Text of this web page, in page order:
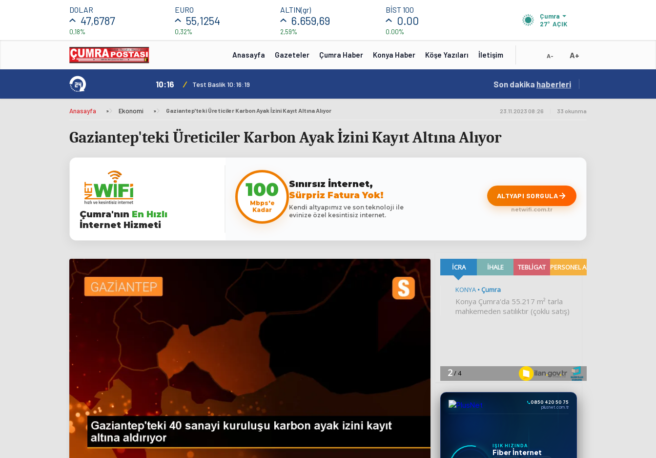
DOLAR
47,6787
0,18%
EURO
55,1254
0,32%
ALTIN(gr)
6.659,69
2,59%
BİST 100
0.00
0.00%
Çumra
27° AÇIK
Anasayfa Gazeteler Çumra Haber Konya Haber Köşe Yazıları İletişim A- A+
10:16 / Test Baslik 10:16:19 15:41 / Test
Son dakika haberleri
Anasayfa » Ekonomi » Gaziantep'teki Üreticiler Karbon Ayak İzini Kayıt Altına Alıyor 23.11.2023 08:26 33 okunma
Gaziantep'teki Üreticiler Karbon Ayak İzini Kayıt Altına Alıyor
Çumra'nın En Hızlı
İnternet Hizmeti
100
Mbps'e
Kadar
Sınırsız İnternet,
Sürpriz Fatura Yok!
Kendi altyapımız ve son teknoloji ile
evinize özel kesintisiz internet.
ALTYAPI SORGULA
netwifi.com.tr
0850 420 50 75
plusnet.com.tr
IŞIK HIZINDA
Fiber İnternet